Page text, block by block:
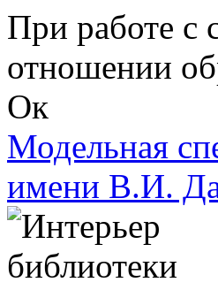
Перейти к основному содержанию
При работе с
отношении
Ок
Модельная
имени В.И.